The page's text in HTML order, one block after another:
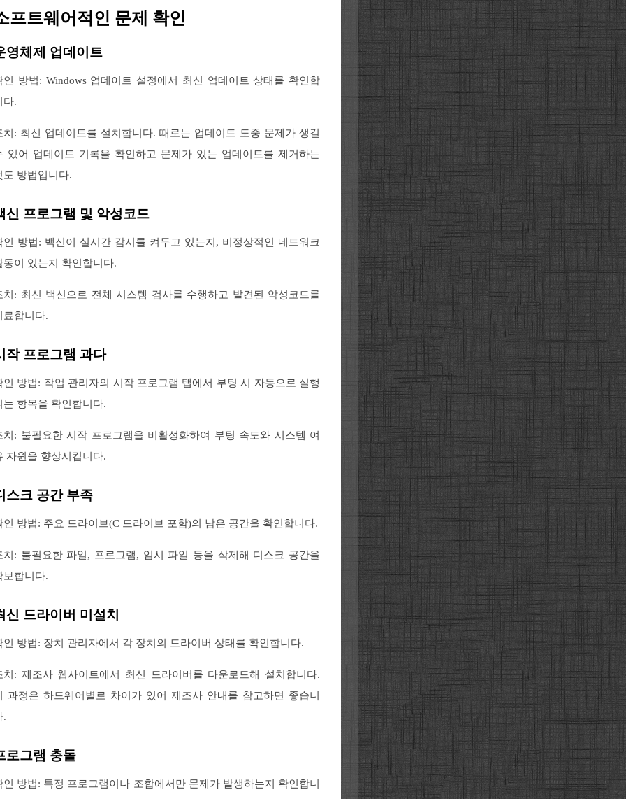
프트웨어적인 문제 확인
영체제 업데이트
인 방법: Windows 업데이트 설정에서 최신 업데이트 상태를 확인합
다.
치: 최신 업데이트를 설치합니다. 때로는 업데이트 도중 문제가 생길
있어 업데이트 기록을 확인하고 문제가 있는 업데이트를 제거하는
도 방법입니다.
신 프로그램 및 악성코드
인 방법: 백신이 실시간 감시를 켜두고 있는지, 비정상적인 네트워크
동이 있는지 확인합니다.
치: 최신 백신으로 전체 시스템 검사를 수행하고 발견된 악성코드를
료합니다.
작 프로그램 과다
인 방법: 작업 관리자의 시작 프로그램 탭에서 부팅 시 자동으로 실행
는 항목을 확인합니다.
치: 불필요한 시작 프로그램을 비활성화하여 부팅 속도와 시스템 여
자원을 향상시킵니다.
스크 공간 부족
인 방법: 주요 드라이브(C 드라이브 포함)의 남은 공간을 확인합니다.
치: 불필요한 파일, 프로그램, 임시 파일 등을 삭제해 디스크 공간을
보합니다.
신 드라이버 미설치
인 방법: 장치 관리자에서 각 장치의 드라이버 상태를 확인합니다.
치: 제조사 웹사이트에서 최신 드라이버를 다운로드해 설치합니다.
과정은 하드웨어별로 차이가 있어 제조사 안내를 참고하면 좋습니
.
로그램 충돌
인 방법: 특정 프로그램이나 조합에서만 문제가 발생하는지 확인합니